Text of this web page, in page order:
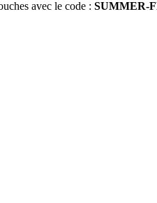
avec le code : SUMMER-